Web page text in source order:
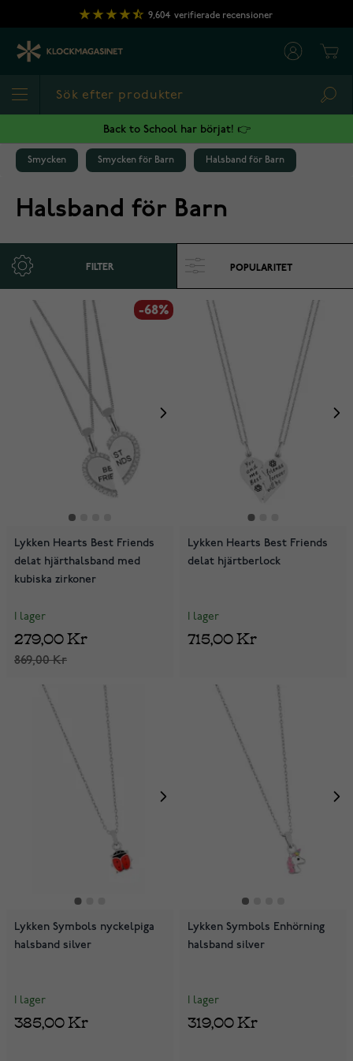
Hoppa till innehållet
9,604 verifierade recensioner
Back to School har börjat! 👉
Smycken Smycken för Barn Halsband för Barn
Halsband för Barn
FILTER
-68%
Lykken Hearts Best Friends
delat hjärthalsband med
kubiska zirkoner
I lager
869,00 Kr
279,00 Kr
Lykken Hearts Best Friends
delat hjärtberlock
I lager
715,00 Kr
Lykken Symbols nyckelpiga
halsband silver
I lager
385,00 Kr
Lykken Symbols Enhörning
halsband silver
I lager
319,00 Kr